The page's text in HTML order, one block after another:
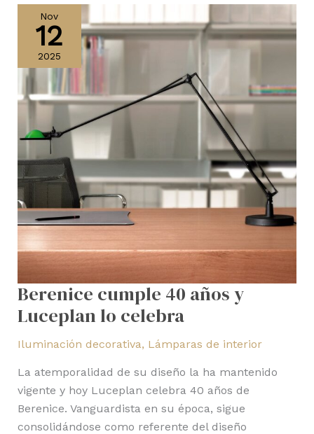
Nov
12
2025
Berenice cumple 40 años y
Luceplan lo celebra
Iluminación decorativa, Lámparas de interior
La atemporalidad de su diseño la ha mantenido
vigente y hoy Luceplan celebra 40 años de
Berenice. Vanguardista en su época, sigue
consolidándose como referente del diseño
cumple
años
y
Luceplan
lo
celebra